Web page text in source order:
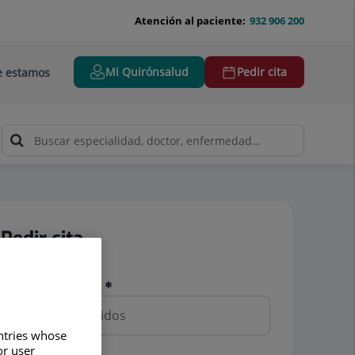
932 906 200
Atención al paciente:
estamos Mi Quirónsalud Pedir cita
Pedir cita
whose
user